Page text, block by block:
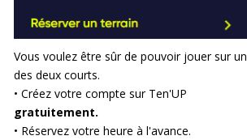
Vous voulez être sûr de pouvoir jouer sur un
des deux courts.
• Créez votre compte sur Ten'UP
gratuitement.
• Réservez votre heure à l'avance.